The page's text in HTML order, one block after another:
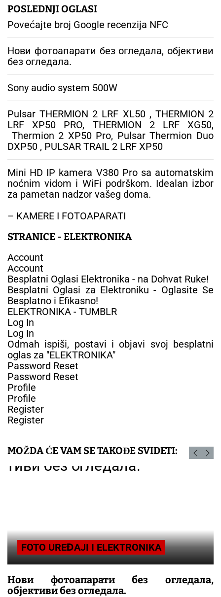
g
a
:
POSLEDNJI OGLASI
Povećajte broj Google recenzija NFC
Нови фотоапарати без огледала, објективи
без огледала.
Sony audio system 500W
Pulsar THERMION 2 LRF XL50 , THERMION 2
LRF XP50 PRO, THERMION 2 LRF XG50,
Thermion 2 XP50 Pro, Pulsar Thermion Duo
DXP50 , PULSAR TRAIL 2 LRF XP50
Mini HD IP kamera V380 Pro sa automatskim
noćnim vidom i WiFi podrškom. Idealan izbor
za pametan nadzor vašeg doma.
– KAMERE I FOTOAPARATI
STRANICE - ELEKTRONIKA
Account
Account
Besplatni Oglasi Elektronika - na Dohvat Ruke!
Besplatni Oglasi za Elektroniku - Oglasite Se
Besplatno i Efikasno!
ELEKTRONIKA - TUMBLR
Log In
Log In
Odmah ispiši, postavi i objavi svoj besplatni
oglas za "ELEKTRONIKA"
Password Reset
Password Reset
Profile
Profile
Register
Register
MOŽDA ĆE VAM SE TAKOĐE SVIDETI:
FOTO UREĐAJI I ELEKTRONIKA
Нови фотоапарати без огледала,
објективи без огледала.